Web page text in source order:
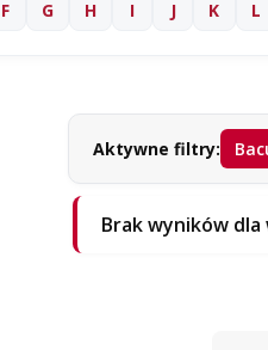
F G H I J K L
Aktywne filtry:
Brak wyników